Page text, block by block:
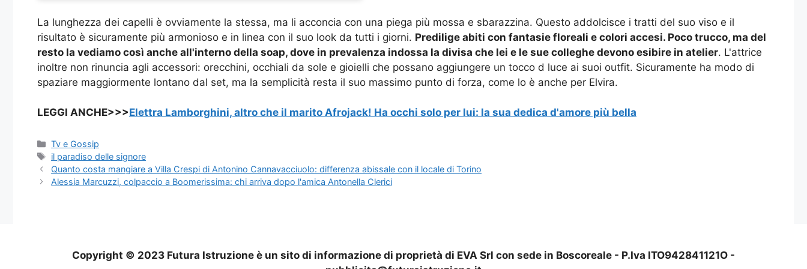
La lunghezza dei capelli è ovviamente la stessa, ma li acconcia con una piega più mossa e sbarazzina. Questo addolcisce i tratti del suo viso e il
risultato è sicuramente più armonioso e in linea con il suo look da tutti i giorni. Predilige abiti con fantasie floreali e colori accesi. Poco trucco, ma del
resto la vediamo così anche all'interno della soap, dove in prevalenza indossa la divisa che lei e le sue colleghe devono esibire in atelier. L'attrice
inoltre non rinuncia agli accessori: orecchini, occhiali da sole e gioielli che possano aggiungere un tocco d luce ai suoi outfit. Sicuramente ha modo di
spaziare maggiormente lontano dal set, ma la semplicità resta il suo massimo punto di forza, come lo è anche per Elvira.
LEGGI ANCHE>>>Elettra Lamborghini, altro che il marito Afrojack! Ha occhi solo per lui: la sua dedica d'amore più bella
Categorie
Tv e Gossip
Tag
il paradiso delle signore
Quanto costa mangiare a Villa Crespi di Antonino Cannavacciuolo: differenza abissale con il locale di Torino
Alessia Marcuzzi, colpaccio a Boomerissima: chi arriva dopo l'amica Antonella Clerici
Copyright © 2023 Futura Istruzione è un sito di informazione di proprietà di EVA Srl con sede in Boscoreale - P.Iva ITO942841121O -